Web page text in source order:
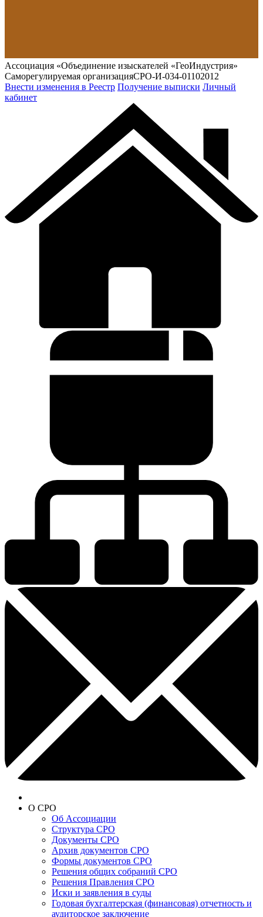
Ассоциация «Объединение изыскателей «ГеоИндустрия»
Саморегулируемая организацияСРО-И-034-01102012
Внести изменения в Реестр Получение выписки Личный
кабинет
О СРО
Об Ассоциации
Структура СРО
Документы СРО
Архив документов СРО
Формы документов СРО
Решения общих собраний СРО
Решения Правления СРО
Иски и заявления в суды
Годовая бухгалтерская (финансовая) отчетность и
аудиторское заключение